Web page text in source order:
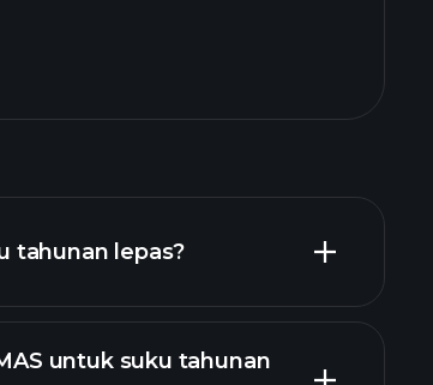
tahunan lepas?
untuk suku tahunan